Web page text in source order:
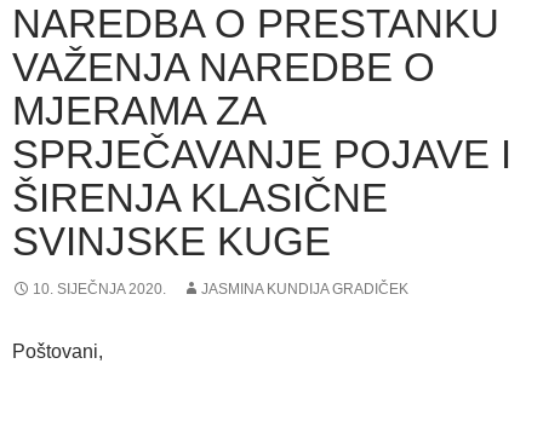
NAREDBA O PRESTANKU
VAŽENJA NAREDBE O
MJERAMA ZA
SPRJEČAVANJE POJAVE I
ŠIRENJA KLASIČNE
SVINJSKE KUGE
10. SIJEČNJA 2020. JASMINA KUNDIJA GRADIČEK
Poštovani,